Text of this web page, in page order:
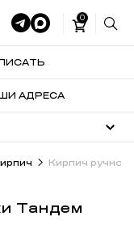
0
АДРЕСА
Кирпич
Тандем